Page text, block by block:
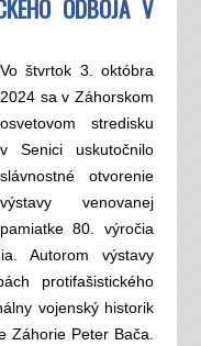
ODBOJA V
Vo štvrtok 3. októbra
2024 sa v Záhorskom
osvetovom stredisku
v Senici uskutočnilo
slávnostné otvorenie
výstavy venovanej
pamiatke 80. výročia
Autorom výstavy
protifašistického
vojenský historik
Záhorie Peter Bača.